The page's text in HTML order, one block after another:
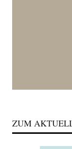
ZUM